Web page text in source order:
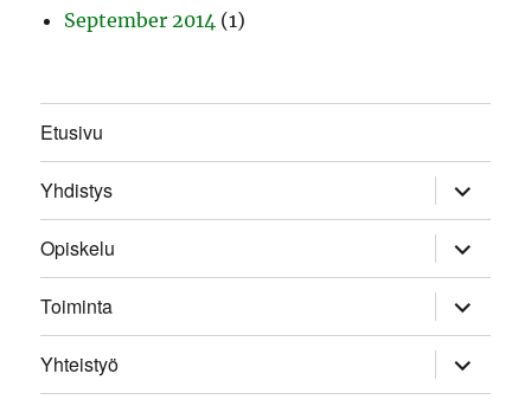
September 2014 (1)
Etusivu
Yhdistys expand
child
menu
Opiskelu
expand
child
menu
Toiminta
expand
child
menu
Yhteistyö
expand
child
menu